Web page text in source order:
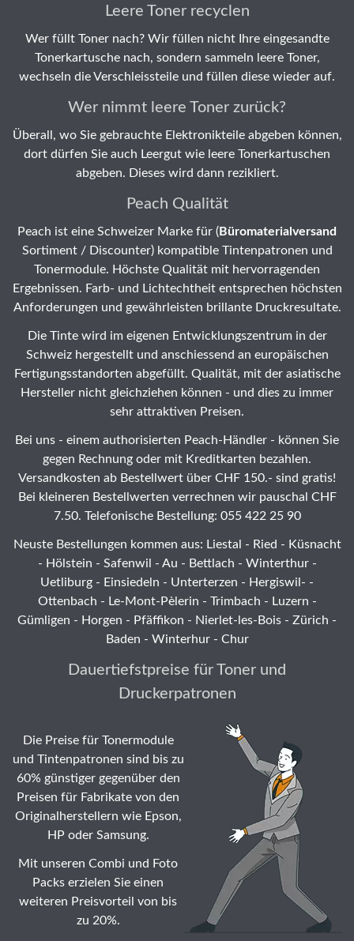
Leere Toner recyclen
Wer füllt Toner nach? Wir füllen nicht Ihre eingesandte
Tonerkartusche nach, sondern sammeln leere Toner,
wechseln die Verschleissteile und füllen diese wieder auf.
Wer nimmt leere Toner zurück?
Überall, wo Sie gebrauchte Elektronikteile abgeben können,
dort dürfen Sie auch Leergut wie leere Tonerkartuschen
abgeben. Dieses wird dann rezikliert.
Peach Qualität
Peach ist eine Schweizer Marke für (Büromaterialversand
Sortiment / Discounter) kompatible Tintenpatronen und
Tonermodule. Höchste Qualität mit hervorragenden
Ergebnissen. Farb- und Lichtechtheit entsprechen höchsten
Anforderungen und gewährleisten brillante Druckresultate.
Die Tinte wird im eigenen Entwicklungszentrum in der
Schweiz hergestellt und anschiessend an europäischen
Fertigungsstandorten abgefüllt. Qualität, mit der asiatische
Hersteller nicht gleichziehen können - und dies zu immer
sehr attraktiven Preisen.
Bei uns - einem authorisierten Peach-Händler - können Sie
gegen Rechnung oder mit Kreditkarten bezahlen.
Versandkosten ab Bestellwert über CHF 150.- sind gratis!
Bei kleineren Bestellwerten verrechnen wir pauschal CHF
7.50. Telefonische Bestellung: 055 422 25 90
Neuste Bestellungen kommen aus: Liestal - Ried - Küsnacht
- Hölstein - Safenwil - Au - Bettlach - Winterthur-
Uetliburg - Einsiedeln - Unterterzen - Hergiswil- -
Ottenbach - Le-Mont-Pèlerin - Trimbach - Luzern -
Gümligen - Horgen - Pfäffikon - Nierlet-les-Bois - Zürich -
Baden - Winterhur - Chur
Dauertiefstpreise für Toner und
Druckerpatronen
Die Preise für Tonermodule
und Tintenpatronen sind bis zu
60% günstiger gegenüber den
Preisen für Fabrikate von den
Originalherstellern wie Epson,
HP oder Samsung.
Mit unseren Combi und Foto
Packs erzielen Sie einen
weiteren Preisvorteil von bis
zu 20%.